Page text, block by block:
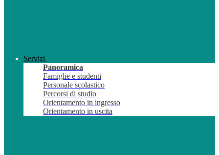
Servizi
Panoramica
Famiglie e studenti
Personale scolastico
Percorsi di studio
Orientamento in ingresso
Orientamento in uscita